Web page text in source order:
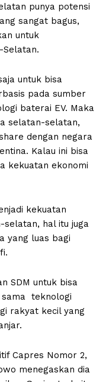
punya potensi
sangat bagus,
untuk
untuk bisa
pada sumber
baterai EV. Maka
selatan-selatan,
dengan negara
Kalau ini bisa
kekuatan ekonomi
kekuatan
hal itu juga
yang luas bagi
SDM untuk bisa
teknologi
rakyat kecil yang
Capres Nomor 2,
menegaskan dia